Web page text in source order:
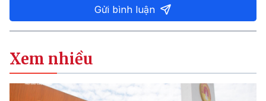
Gửi bình luận
Xem nhiều